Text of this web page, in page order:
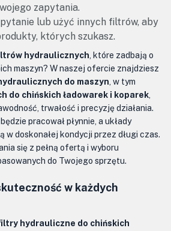
zapytania.
lub użyć innych filtrów, aby
których szukasz.
hydraulicznych , które zadbają o
maszyn? W naszej ofercie znajdziesz
do maszyn , w tym
do chińskich ładowarek i koparek
trwałość i precyzję działania.
pracował płynnie, a układy
w doskonałej kondycji przez długi czas.
się z pełną ofertą i wyboru
do Twojego sprzętu.
w każdych
hydrauliczne do chińskich